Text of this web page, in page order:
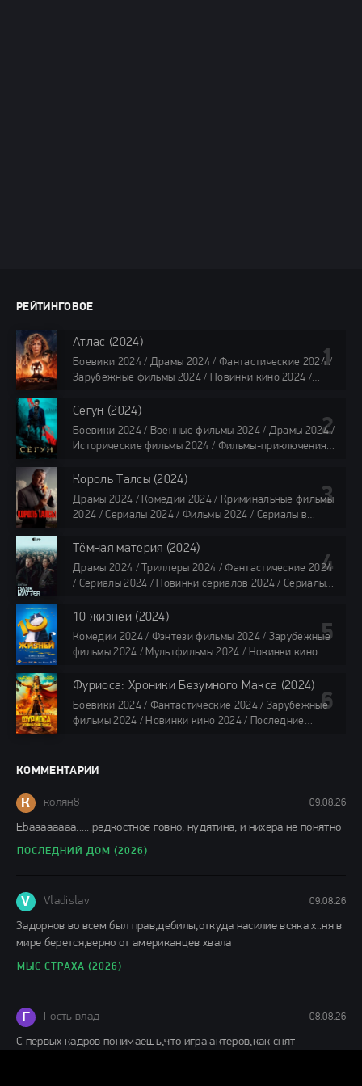
РЕЙТИНГОВОЕ
Атлас (2024)
Боевики 2024 / Драмы 2024 / Фантастические 2024 /
Зарубежные фильмы 2024 / Новинки кино 2024 /
Фильмы 4K / Фильмы 2024 / Популярные фильмы /
Смотреть фильмы онлайн
118 мин.
Сёгун (2024)
Боевики 2024 / Военные фильмы 2024 / Драмы 2024 /
Исторические фильмы 2024 / Фильмы-приключения
Сериалы 4K / Фильмы 2024 / Сериалы в озвучке
TVShows / Сериалы в озвучке LostFilm / Сериалы в
озвучке HDrezka Studio / Смотреть фильмы онлайн
все серии по 45 минут
Король Талсы (2024)
Драмы 2024 / Комедии 2024 / Криминальные фильмы
2024 / Сериалы 2024 / Фильмы 2024 / Сериалы в
Сериалы в озвучке HDrezka Studio / Смотреть фильмы
онлайн
40 мин
Тёмная материя (2024)
Драмы 2024 / Триллеры 2024 / Фантастические 2024
/ Сериалы 2024 / Новинки сериалов 2024 / Сериалы
Сериалы в озвучке LostFilm / Сериалы в озвучке
HDrezka Studio / Смотреть фильмы онлайн
все серии по 45 мин.
10 жизней (2024)
Комедии 2024 / Фэнтези фильмы 2024 / Зарубежные
фильмы 2024 / Мультфильмы 2024 / Новинки кино
/ Фильмы 2024 / Популярные фильмы / Смотреть
фильмы онлайн
88 мин.
Фуриоса: Хроники Безумного Макса (2024)
Боевики 2024 / Фантастические 2024 / Зарубежные
фильмы 2024 / Новинки кино 2024 / Последние
фильмы онлайн
КОММЕНТАРИИ
К колян8 09.08.26
Еbaaaaaaaa......редкостное говно, нудятина, и нихера не понятно
ПОСЛЕДНИЙ ДОМ (2026)
V Vladislav 09.08.26
Задорнов во всем был прав,дебилы,откуда насилие всяка х..ня в
мире берется,верно от американцев хвала
МЫС СТРАХА (2026)
Г Гость влад 08.08.26
С первых кадров понимаешь,что игра актеров,как снят